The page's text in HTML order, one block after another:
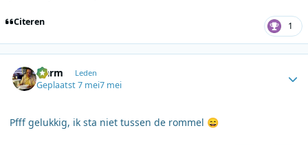
Citeren 1
Harm Leden
Geplaatst7 mei7 mei
Pfff gelukkig, ik sta niet tussen de rommel 😄